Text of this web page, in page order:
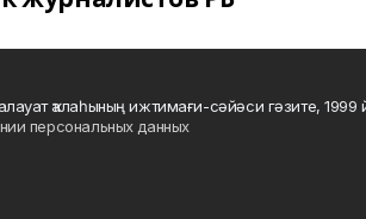
ҡалаһының ижтимағи-сәйәси гәзите,
персональных данных